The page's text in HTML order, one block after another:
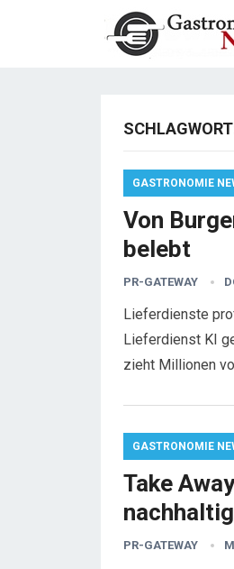
GASTRONOMIE
Von
belebt
PR-GATEWAY
Lieferdienste
Lieferdienst KI
zieht Millionen
GASTRONOMIE
Take
PR-GATEWAY